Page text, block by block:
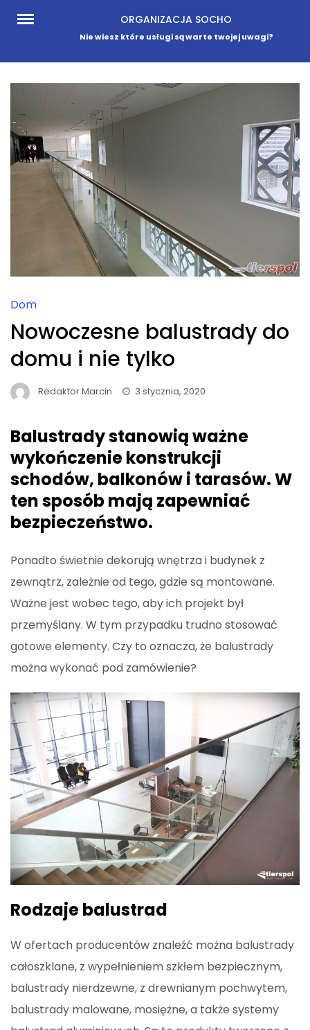
Skip
ORGANIZACJA SOCHO
Nie wiesz które usługi są warte twojej uwagi?
Dom
Nowoczesne balustrady do
domu i nie tylko
Redaktor Marcin 3 stycznia, 2020
Balustrady stanowią ważne
wykończenie konstrukcji
schodów, balkonów i tarasów. W
ten sposób mają zapewniać
bezpieczeństwo.
Ponadto świetnie dekorują wnętrza i budynek z
zewnątrz, zależnie od tego, gdzie są montowane.
Ważne jest wobec tego, aby ich projekt był
przemyślany. W tym przypadku trudno stosować
gotowe elementy. Czy to oznacza, że balustrady
można wykonać pod zamówienie?
Rodzaje balustrad
W ofertach producentów znaleźć można balustrady
całoszklane, z wypełnieniem szkłem bezpiecznym,
balustrady nierdzewne, z drewnianym pochwytem,
balustrady malowane, mosiężne, a także systemy